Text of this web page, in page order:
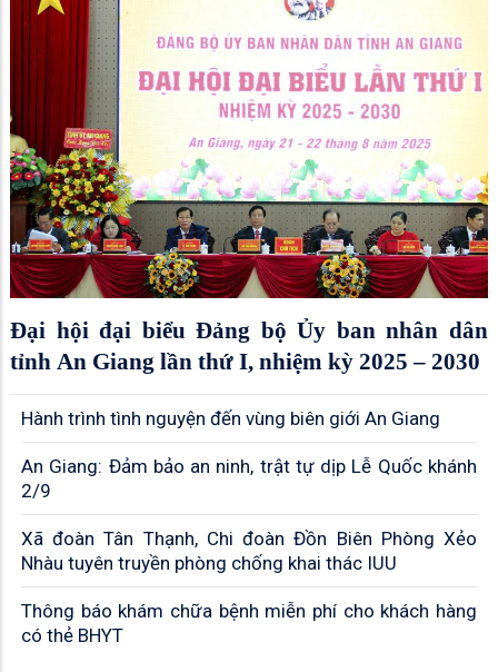
Đại hội đại biểu Đảng bộ Ủy ban nhân dân
tỉnh An Giang lần thứ I, nhiệm kỳ 2025 – 2030
Hành trình tình nguyện đến vùng biên giới An Giang
An Giang: Đảm bảo an ninh, trật tự dịp Lễ Quốc khánh
2/9
Xã đoàn Tân Thạnh, Chi đoàn Đồn Biên Phòng Xẻo
Nhàu tuyên truyền phòng chống khai thác IUU
Thông báo khám chữa bệnh miễn phí cho khách hàng
có thẻ BHYT